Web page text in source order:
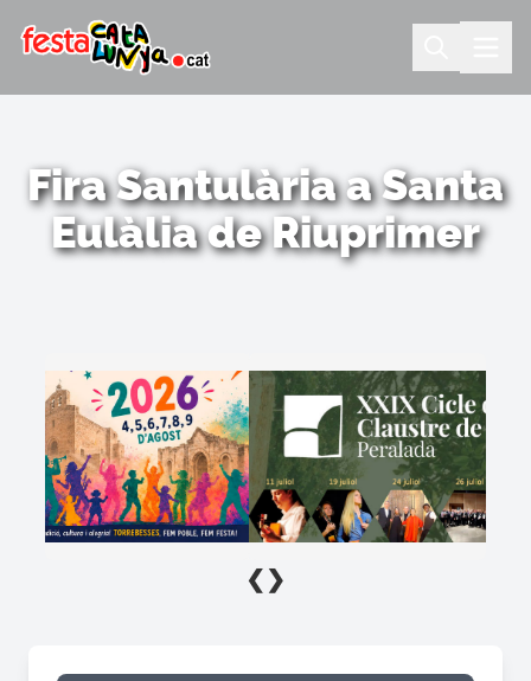
Fira Santulària a Santa
Eulàlia de Riuprimer
❮ ❯